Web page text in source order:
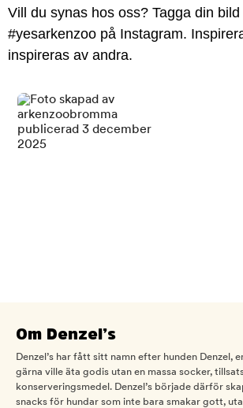
Vill du synas hos oss? Tagga din bild
#yesarkenzoo på Instagram.
inspireras av andra.
Om Denzel’s
Denzel’s har fått sitt namn efter hunden Denzel,
gärna ville äta godis utan en massa socker,
konserveringsmedel. Denzel’s började därför
snacks för hundar som inte bara smakar gott,